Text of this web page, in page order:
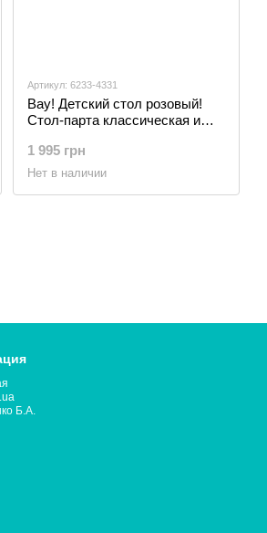
Артикул: 6233-4331
Вау! Детский стол розовый!
Стол-парта классическая и
для учебы, рисования, игры
1 995 грн
Нет в наличии
Б.А.